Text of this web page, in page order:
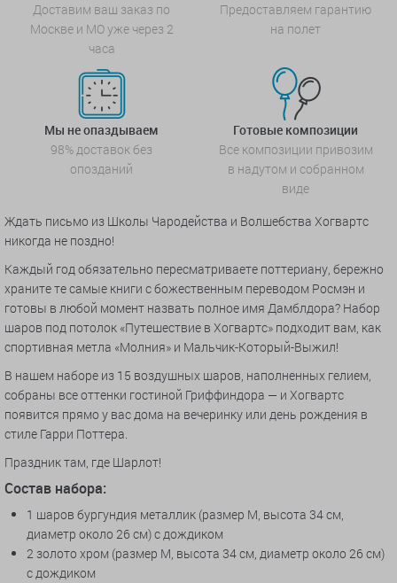
Доставим ваш заказ по
Москве и МО уже через 2
часа
Предоставляем гарантию
на полет
Мы не опаздываем
98% доставок без
опозданий
Готовые композиции
Все композиции привозим
в надутом и собранном
виде
Ждать письмо из Школы Чародейства и Волшебства Хогвартс
никогда не поздно!
Каждый год обязательно пересматриваете поттериану, бережно
храните те самые книги с божественным переводом Росмэн и
готовы в любой момент назвать полное имя Дамблдора? Набор
шаров под потолок «Путешествие в Хогвартс» подходит вам, как
спортивная метла «Молния» и Мальчик-Который-Выжил!
В нашем наборе из 15 воздушных шаров, наполненных гелием,
собраны все оттенки гостиной Гриффиндора — и Хогвартс
появится прямо у вас дома на вечеринку или день рождения в
стиле Гарри Поттера.
Праздник там, где Шарлот!
Состав набора:
1 шаров бургундия металлик (размер М, высота 34 см,
диаметр около 26 см) с дождиком
2 золото хром (размер М, высота 34 см, диаметр около 26 см)
с дождиком